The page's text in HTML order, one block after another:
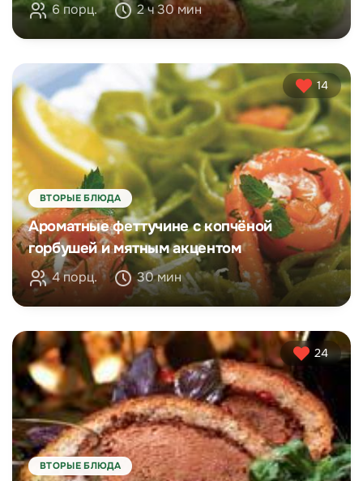
6 порц. 2 ч 30 мин
14
ВТОРЫЕ БЛЮДА
Ароматные феттучине с копчёной
горбушей и мятным акцентом
4 порц. 30 мин
24
ВТОРЫЕ БЛЮДА